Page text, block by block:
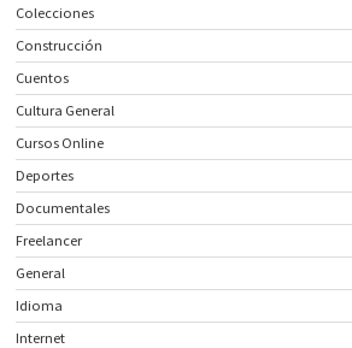
Colecciones
Construcción
Cuentos
Cultura General
Cursos Online
Deportes
Documentales
Freelancer
General
Idioma
Internet